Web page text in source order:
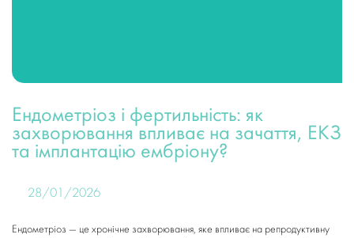
Ендометріоз і фертильність: як
захворювання впливає на зачаття, ЕКЗ
та імплантацію ембріону?
28/01/2026
Ендометріоз — це хронічне захворювання, яке впливає на репродуктивну